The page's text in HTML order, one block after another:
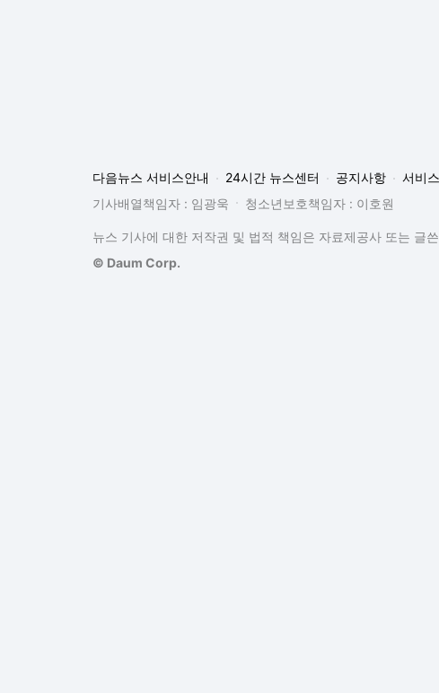
다음뉴스 서비스안내 24시간 뉴스센터 공지사항
서비
기사배열책임자 : 임광욱
청소년보호책임자 : 이호원
뉴스 기사에 대한 저작권 및 법적 책임은 자료제공사 또는 글
© Daum Corp.